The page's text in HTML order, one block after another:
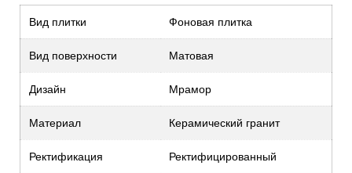
Вид плитки Фоновая плитка
Вид поверхности Матовая
Дизайн Мрамор
Материал Керамический гранит
Ректификация Ректифицированный